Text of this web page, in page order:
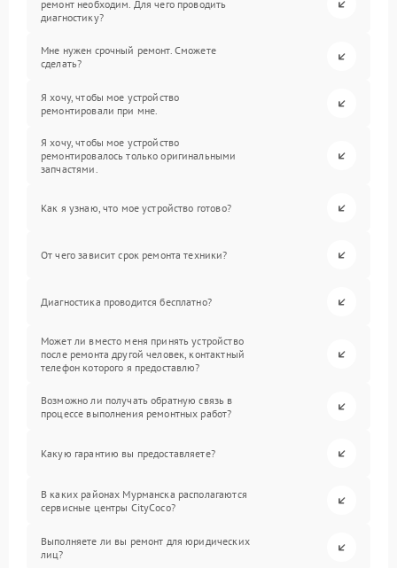
ремонт необходим. Для чего проводить
диагностику?
Мне нужен срочный ремонт. Сможете
сделать?
Я хочу, чтобы мое устройство
ремонтировали при мне.
Я хочу, чтобы мое устройство
ремонтировалось только оригинальными
запчастями.
Как я узнаю, что мое устройство готово?
От чего зависит срок ремонта техники?
Диагностика проводится бесплатно?
Может ли вместо меня принять устройство
после ремонта другой человек, контактный
телефон которого я предоставлю?
Возможно ли получать обратную связь в
процессе выполнения ремонтных работ?
Какую гарантию вы предоставляете?
В каких районах Мурманска располагаются
сервисные центры CityCoco?
Выполняете ли вы ремонт для юридических
лиц?